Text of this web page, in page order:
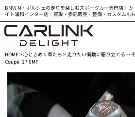
BMW M・ポルシェの走りを楽しむスポーツカー専門店｜カ
イト浦和インター店｜買取・委託販売・整備・カスタムも
HOME>心ときめく車たち > 走りたい衝動に駆り立てる…
Coupé ’17 6MT